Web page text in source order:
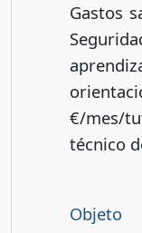
Gastos
€/
técnico
Objeto